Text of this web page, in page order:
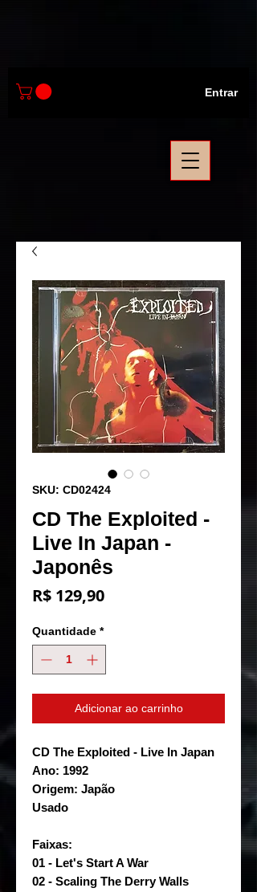
Entrar
SKU: CD02424
CD The Exploited -
Live In Japan -
Japonês
R$ 129,90Preço
Quantidade *
Adicionar ao carrinho
CD The Exploited - Live In Japan
Ano: 1992
Origem: Japão
Usado
Faixas:
01 - Let's Start A War
02 - Scaling The Derry Walls